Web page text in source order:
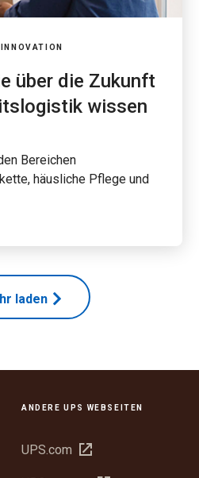
über die Zukunft
wissen
Bereichen
häusliche Pflege und
laden
ANDERE UPS WEBSEITEN
UPS.com In